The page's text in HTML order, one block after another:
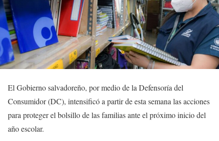
El Gobierno salvadoreño, por medio de la Defensoría del
Consumidor (DC), intensificó a partir de esta semana las acciones
para proteger el bolsillo de las familias ante el próximo inicio del
año escolar.